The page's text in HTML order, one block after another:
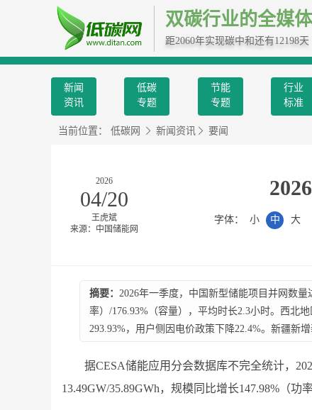
双碳行业的全媒
距2060年实现碳中和还有12198天
新闻
资讯
低碳
专题
节能
专题
行业
标准
当前位置： 低碳网 新闻资讯 要闻
2026
04/20
王虎斌
来源：中国储能网
字体： 小 中 大
摘要： 2026年一季度，中国新型储能项目并网数量
率）/176.93%（容量），平均时长2.3小时。西北
293.93%，用户侧因电价政策下降22.4%。新疆新
据CESA储能应用分会数据库不完全统计，
13.49GW/35.89GWh，规模同比增长147.98%（功